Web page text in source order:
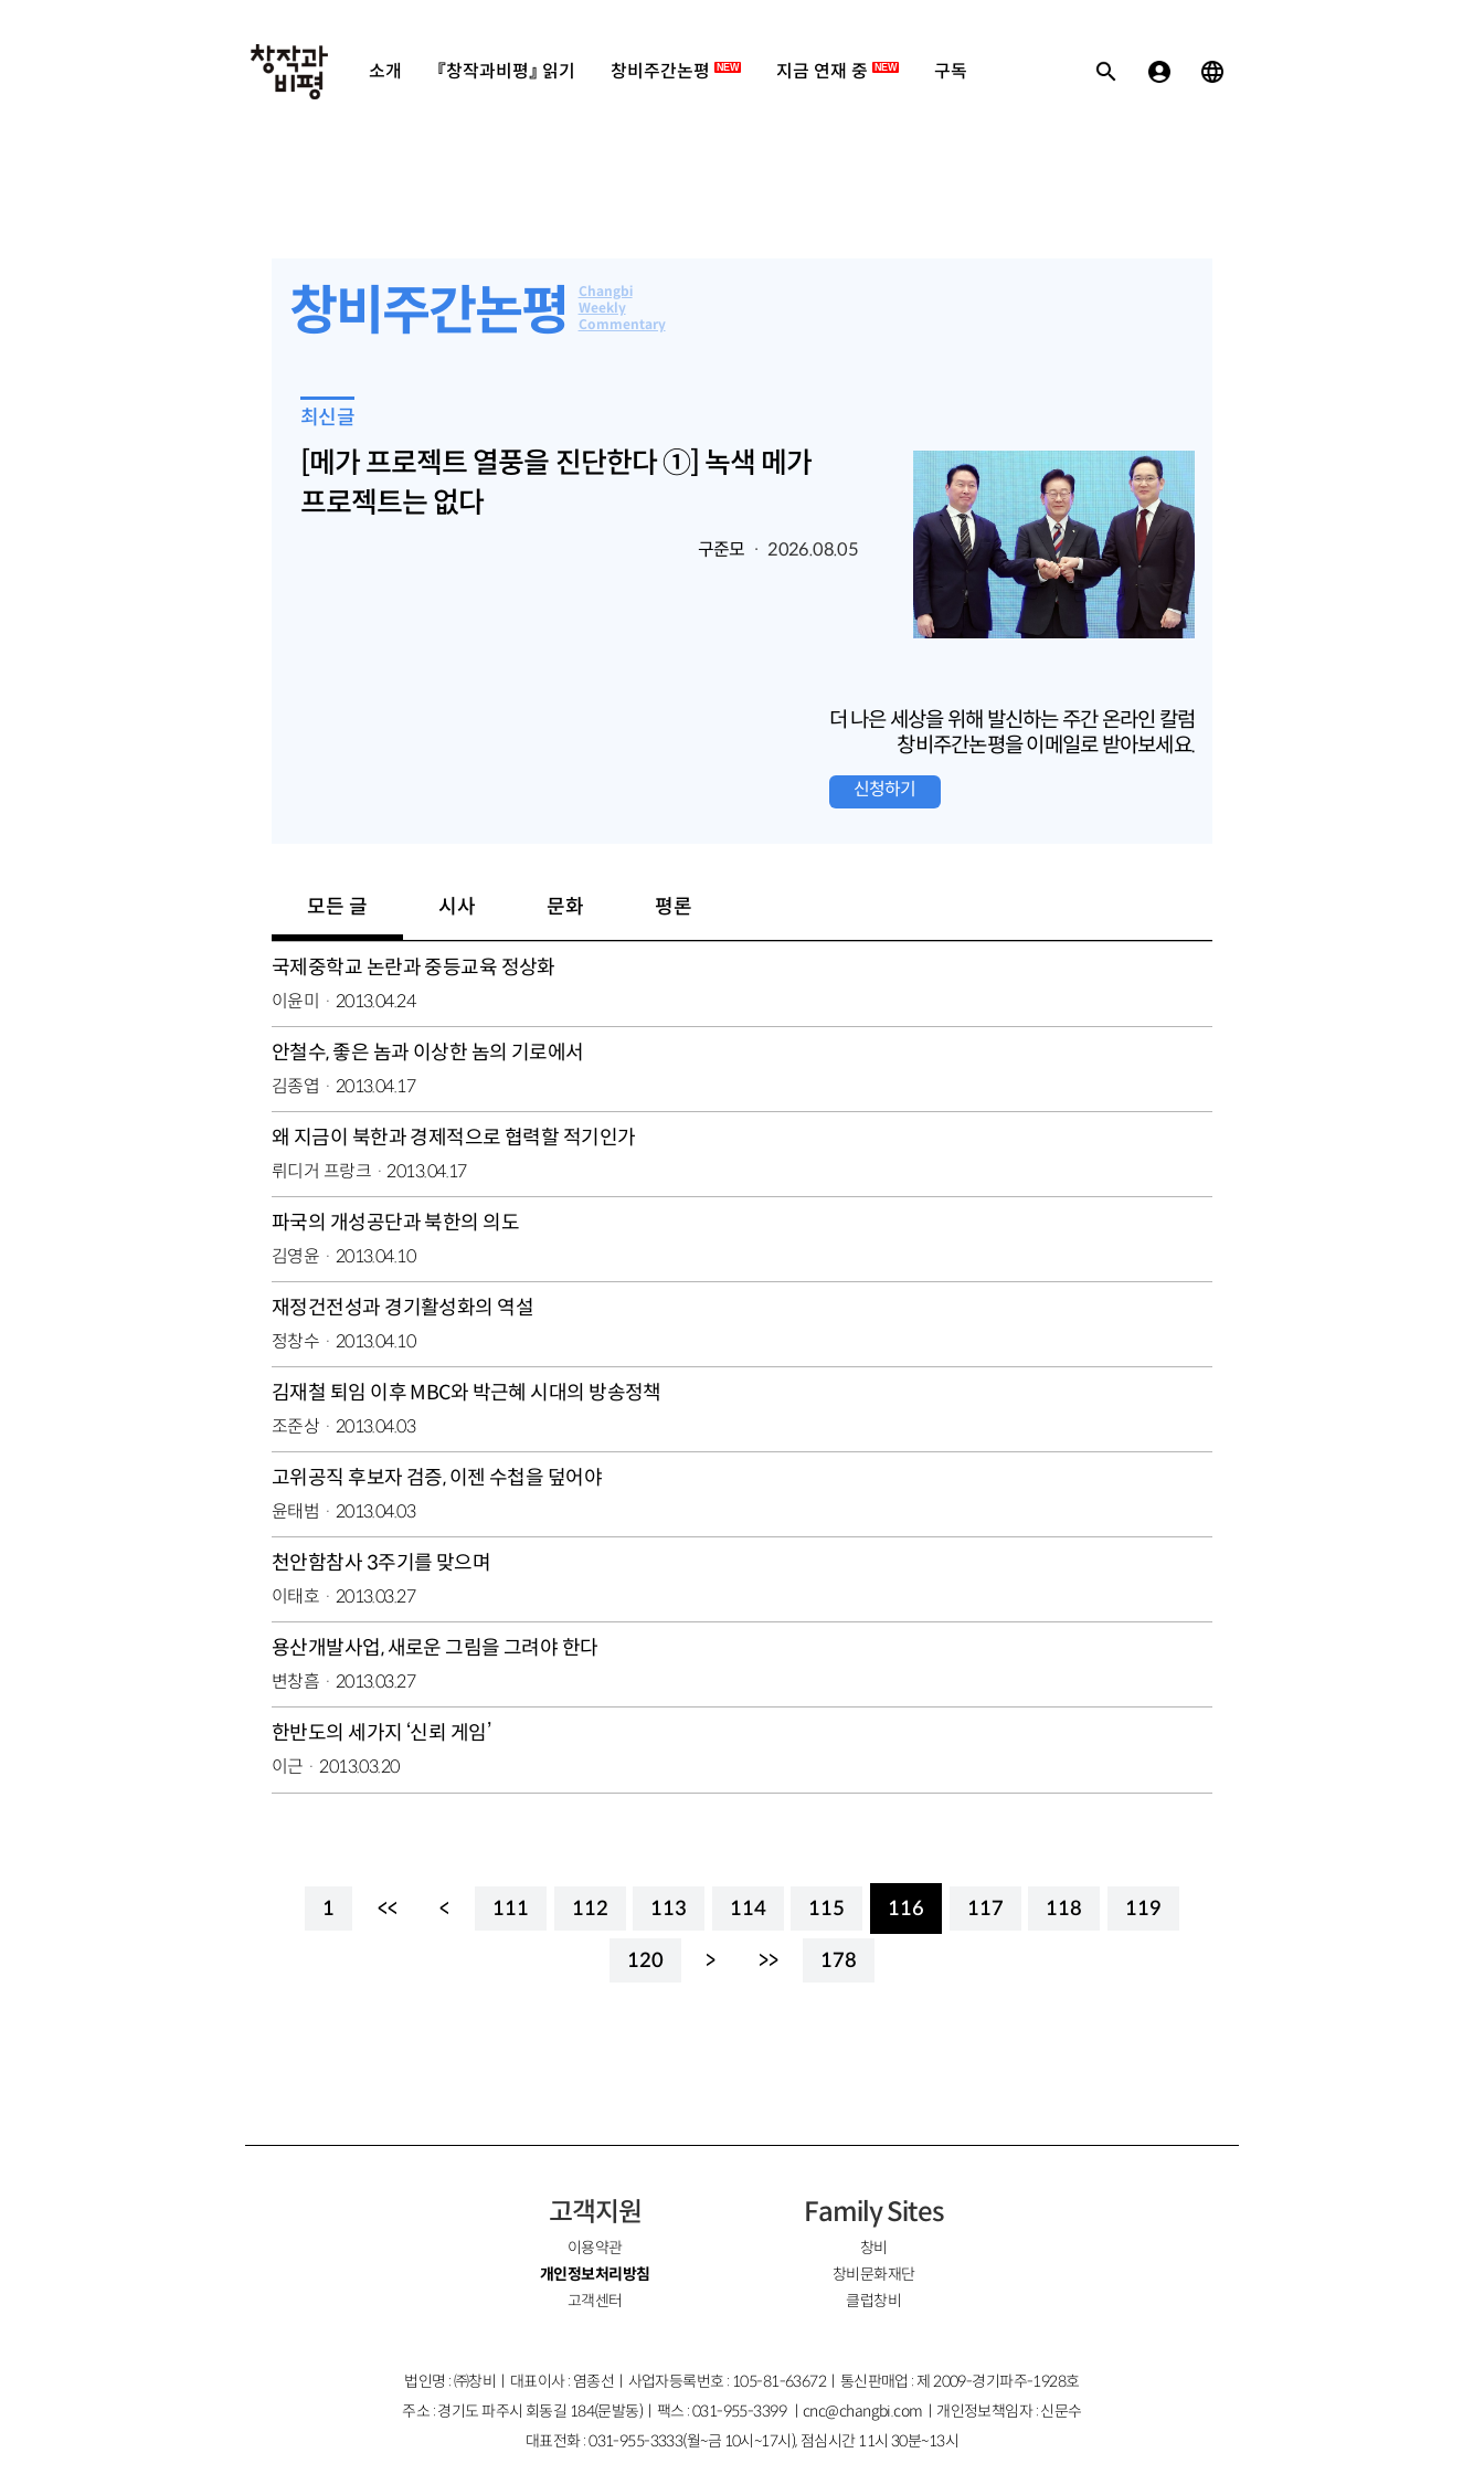
소개 『창작과비평』 읽기 창비주간논평 NEW 지금 연재 중 NEW 구독
창비주간논평Changbi
Weekly
Commentary
최신글
[메가 프로젝트 열풍을 진단한다 ①] 녹색 메가
프로젝트는 없다
구준모 · 2026.08.05
더 나은 세상을 위해 발신하는 주간 온라인 칼럼
창비주간논평을 이메일로 받아보세요.
신청하기
모든 글 시사 문화 평론
국제중학교 논란과 중등교육 정상화
이윤미 2013.04.24
안철수, 좋은 놈과 이상한 놈의 기로에서
김종엽 2013.04.17
왜 지금이 북한과 경제적으로 협력할 적기인가
뤼디거 프랑크 2013.04.17
파국의 개성공단과 북한의 의도
김영윤 2013.04.10
재정건전성과 경기활성화의 역설
정창수 2013.04.10
김재철 퇴임 이후 MBC와 박근혜 시대의 방송정책
조준상 2013.04.03
고위공직 후보자 검증, 이젠 수첩을 덮어야
윤태범 2013.04.03
천안함참사 3주기를 맞으며
이태호 2013.03.27
용산개발사업, 새로운 그림을 그려야 한다
변창흠 2013.03.27
한반도의 세가지 ‘신뢰 게임’
이근 2013.03.20
1 << < 111 112 113 114 115 116 117 118 119
120 > >> 178
고객지원
이용약관
개인정보처리방침
고객센터
Family Sites
창비
창비문화재단
클럽창비
법인명 : ㈜창비ㅣ대표이사 : 염종선ㅣ사업자등록번호 : 105-81-63672ㅣ통신판매업 : 제 2009-경기파주-1928호
주소 : 경기도 파주시 회동길 184(문발동)ㅣ팩스 : 031-955-3399 ㅣcnc@changbi.com ㅣ개인정보책임자 : 신문수
대표전화 : 031-955-3333(월~금 10시~17시), 점심시간 11시 30분~13시